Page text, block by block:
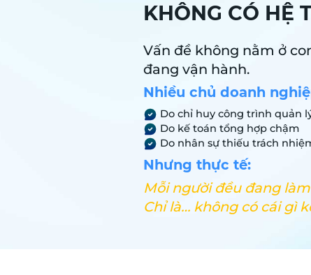
KHÔNG CÓ HỆ
Vấn đề không nằm ở
đang vận hành.
Nhiều chủ doanh
Do chỉ huy công trình quản
Do kế toán tổng hợp chậm
Do nhân sự thiếu trách
Nhưng thực tế:
Mỗi người đều đang
Chỉ là… không có cái gì